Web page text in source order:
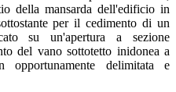
della mansarda dell'edificio in
per il cedimento di un
su un'apertura a sezione
del vano sottotetto inidonea a
opportunamente delimitata e